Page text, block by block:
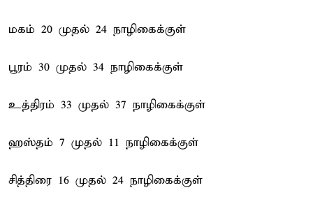
மகம் 20 முதல் 24 நாழிகைக்குள்
பூரம் 30 முதல் 34 நாழிகைக்குள்
உத்திரம் 33 முதல் 37 நாழிகைக்குள்
ஹஸ்தம் 7 முதல் 11 நாழிகைக்குள்
சித்திரை 16 முதல் 24 நாழிகைக்குள்